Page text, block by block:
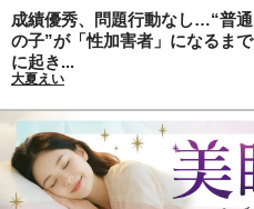
成績優秀、問題行動なし…“普通
の子”が「性加害者」になるまで
に起き...
大夏えい